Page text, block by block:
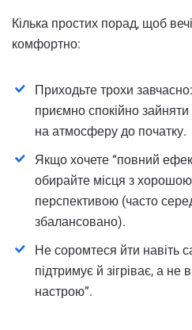
Кілька простих порад, щоб
комфортно:
Приходьте трохи
приємно спокійно
на атмосферу до початку.
Якщо хочете “повний
обирайте місця з
перспективою (часто
збалансовано).
Не соромтеся йти навіть
підтримує й зігріває, а не
настрою”.